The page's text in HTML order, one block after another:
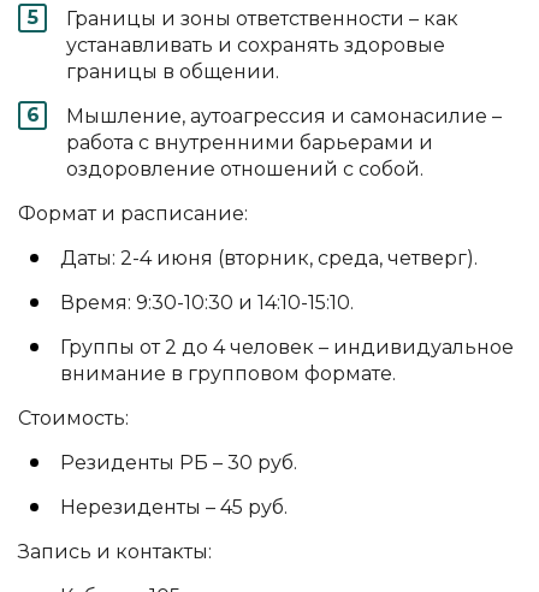
Границы и зоны ответственности – как
устанавливать и сохранять здоровые
границы в общении.
Мышление, аутоагрессия и самонасилие –
работа с внутренними барьерами и
оздоровление отношений с собой.
Формат и расписание:
Даты: 2-4 июня (вторник, среда, четверг).
Время: 9:30-10:30 и 14:10-15:10.
Группы от 2 до 4 человек – индивидуальное
внимание в групповом формате.
Стоимость:
Резиденты РБ – 30 руб.
Нерезиденты – 45 руб.
Запись и контакты: